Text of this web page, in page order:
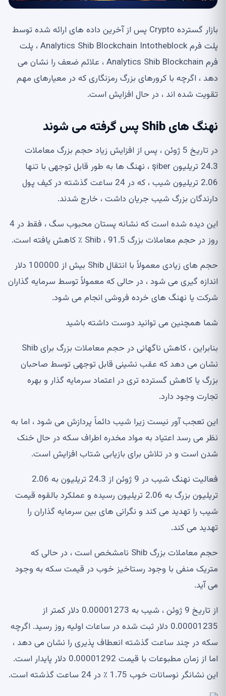
بازار گسترده Crypto پس از آخرین داده های ارائه شده توسط
پلت فرم Analytics Shib Blockchain Intotheblock ، پلت
فرم Analytics Shib Blockchain ، علائم ضعف را نشان می
دهد ، اگرچه با کرورهای بزرگ رمزنگاری که در معیارهای مهم
تقویت شده اند ، در حال افزایش است.
نهنگ های Shib پس گرفته می شوند
در تاریخ 5 ژوئن ، پس از افزایش زیاد حجم بزرگ معاملات
24.3 تریلیون şiber ، نهنگ ها به طور قابل توجهی با تنها
2.06 تریلیون شیب ، که در 24 ساعت گذشته در کیف پول
دارندگان بزرگ شیب جریان داشت ، خارج شدند.
این دیده شده است که نشانه پستان محبوب سگ ، فقط در 4
روز در حجم معاملات بزرگ Shib ، 91.5 ٪ کاهش یافته است.
حجم های زیادی معمولاً با انتقال Shib بیش از 100000 دلار
اندازه گیری می شود ، در حالی که معمولاً توسط سرمایه گذاران
شرکت یا نهنگ های خرده فروشی انجام می شود.
شما همچنین می توانید دوست داشته باشید
بنابراین ، کاهش ناگهانی در حجم معاملات بزرگ برای Shib
نشان می دهد که عقب نشینی قابل توجهی توسط صاحبان
بزرگ یا کاهش گسترده تری در اعتماد سرمایه گذار و بهره
تجارت وجود دارد.
این تعجب آور نیست زیرا شیب دائماً پردازش می شود ، اما به
نظر می رسد اعتیاد به مواد مخدره اطراف سکه در حال خنک
شدن است و در تلاش برای بازیابی شتاب افزایش است.
فعالیت نهنگ شیب در 9 ژوئن از 24.3 تریلیون به 2.06
تریلیون بزرگ به 2.06 تریلیون رسیده و عملکرد بالقوه قیمت
شیب را تهدید می کند و نگرانی های بین سرمایه گذاران را
تهدید می کند.
حجم معاملات بزرگ Shib نامشخص است ، در حالی که
متریک منفی با وجود رستاخیز خوب در قیمت سکه به وجود
می آید.
از تاریخ 9 ژوئن ، شیب به 0.00001273 دلار کمتر از
0.00001235 دلار ثبت شده در ساعات اولیه روز رسید. اگرچه
سکه در چند ساعت گذشته انعطاف پذیری را نشان می دهد ،
اما از زمان مطبوعات با قیمت 0.00001292 دلار پایدار است.
این نشانگر نوسانات خوب 1.75 ٪ در 24 ساعت گذشته است.